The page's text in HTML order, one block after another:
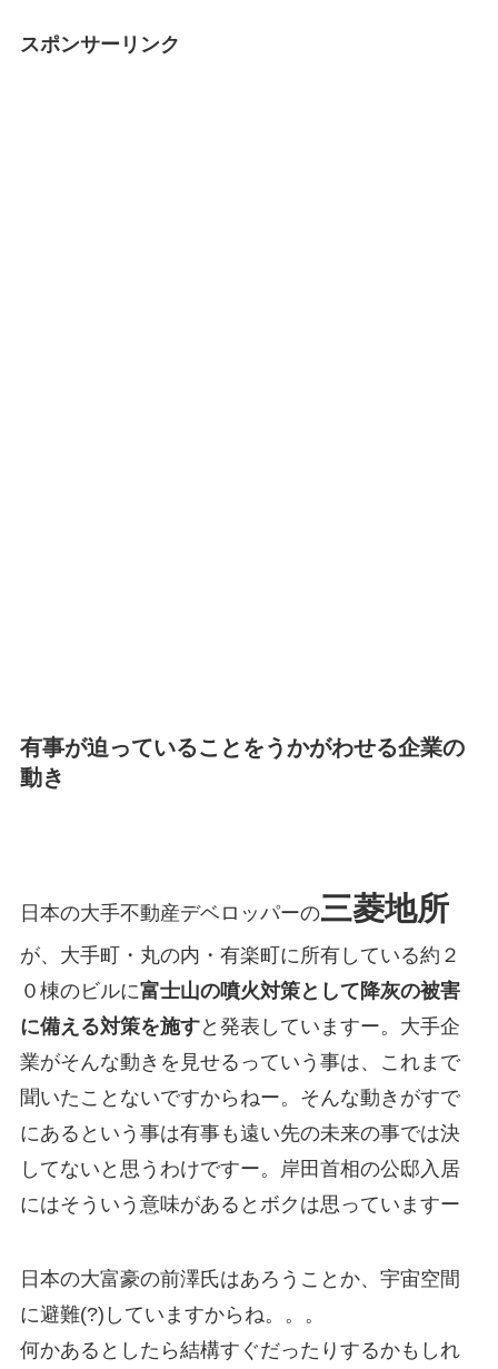
スポンサーリンク
有事が迫っていることをうかがわせる企業の
動き
日本の大手不動産デベロッパーの三菱地所
が、大手町・丸の内・有楽町に所有している約２
０棟のビルに富士山の噴火対策として降灰の被害
に備える対策を施すと発表していますー。大手企
業がそんな動きを見せるっていう事は、これまで
聞いたことないですからねー。そんな動きがすで
にあるという事は有事も遠い先の未来の事では決
してないと思うわけですー。岸田首相の公邸入居
にはそういう意味があるとボクは思っていますー
日本の大富豪の前澤氏はあろうことか、宇宙空間
に避難(?)していますからね。。。
何かあるとしたら結構すぐだったりするかもしれ